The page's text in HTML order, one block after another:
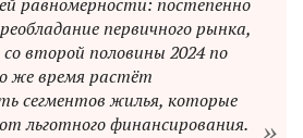
первичного рынка,
второй половины 2024 по
же время растёт
сегментов жилья, которые
льготного финансирования.